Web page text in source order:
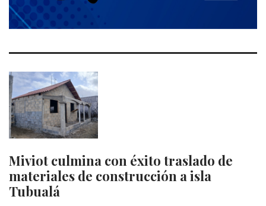
Miviot culmina con éxito traslado de
materiales de construcción a isla
Tubualá